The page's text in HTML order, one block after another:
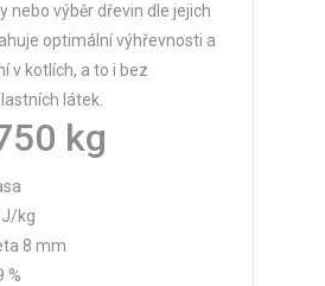
nebo výběr dřevin dle jejich
optimální výhřevnosti a
v kotlích, a to i bez
látek.
kg
kg
8 mm
%